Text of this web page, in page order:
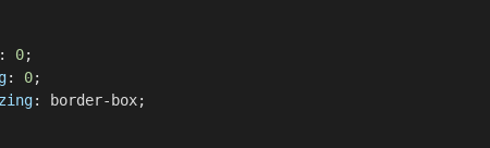
: 0;
: 0;
: border-box;